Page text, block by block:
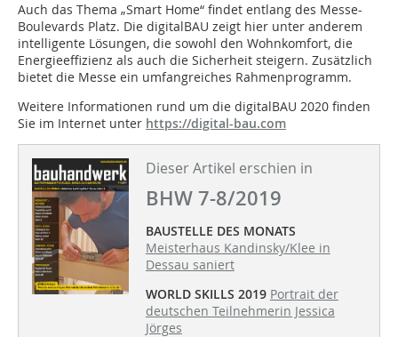
Auch das Thema „Smart Home“ findet entlang des Messe-
Boulevards Platz. Die digitalBAU zeigt hier unter anderem
intelligente Lösungen, die sowohl den Wohnkomfort, die
Energieeffizienz als auch die Sicherheit steigern. Zusätzlich
bietet die Messe ein umfangreiches Rahmenprogramm.
Weitere Informationen rund um die digitalBAU 2020 finden
Sie im Internet unter https://digital-bau.com
Dieser Artikel erschien in
BHW 7-8/2019
BAUSTELLE DES MONATS
Meisterhaus Kandinsky/Klee in
Dessau saniert
WORLD SKILLS 2019 Portrait der
deutschen Teilnehmerin Jessica
Jörges